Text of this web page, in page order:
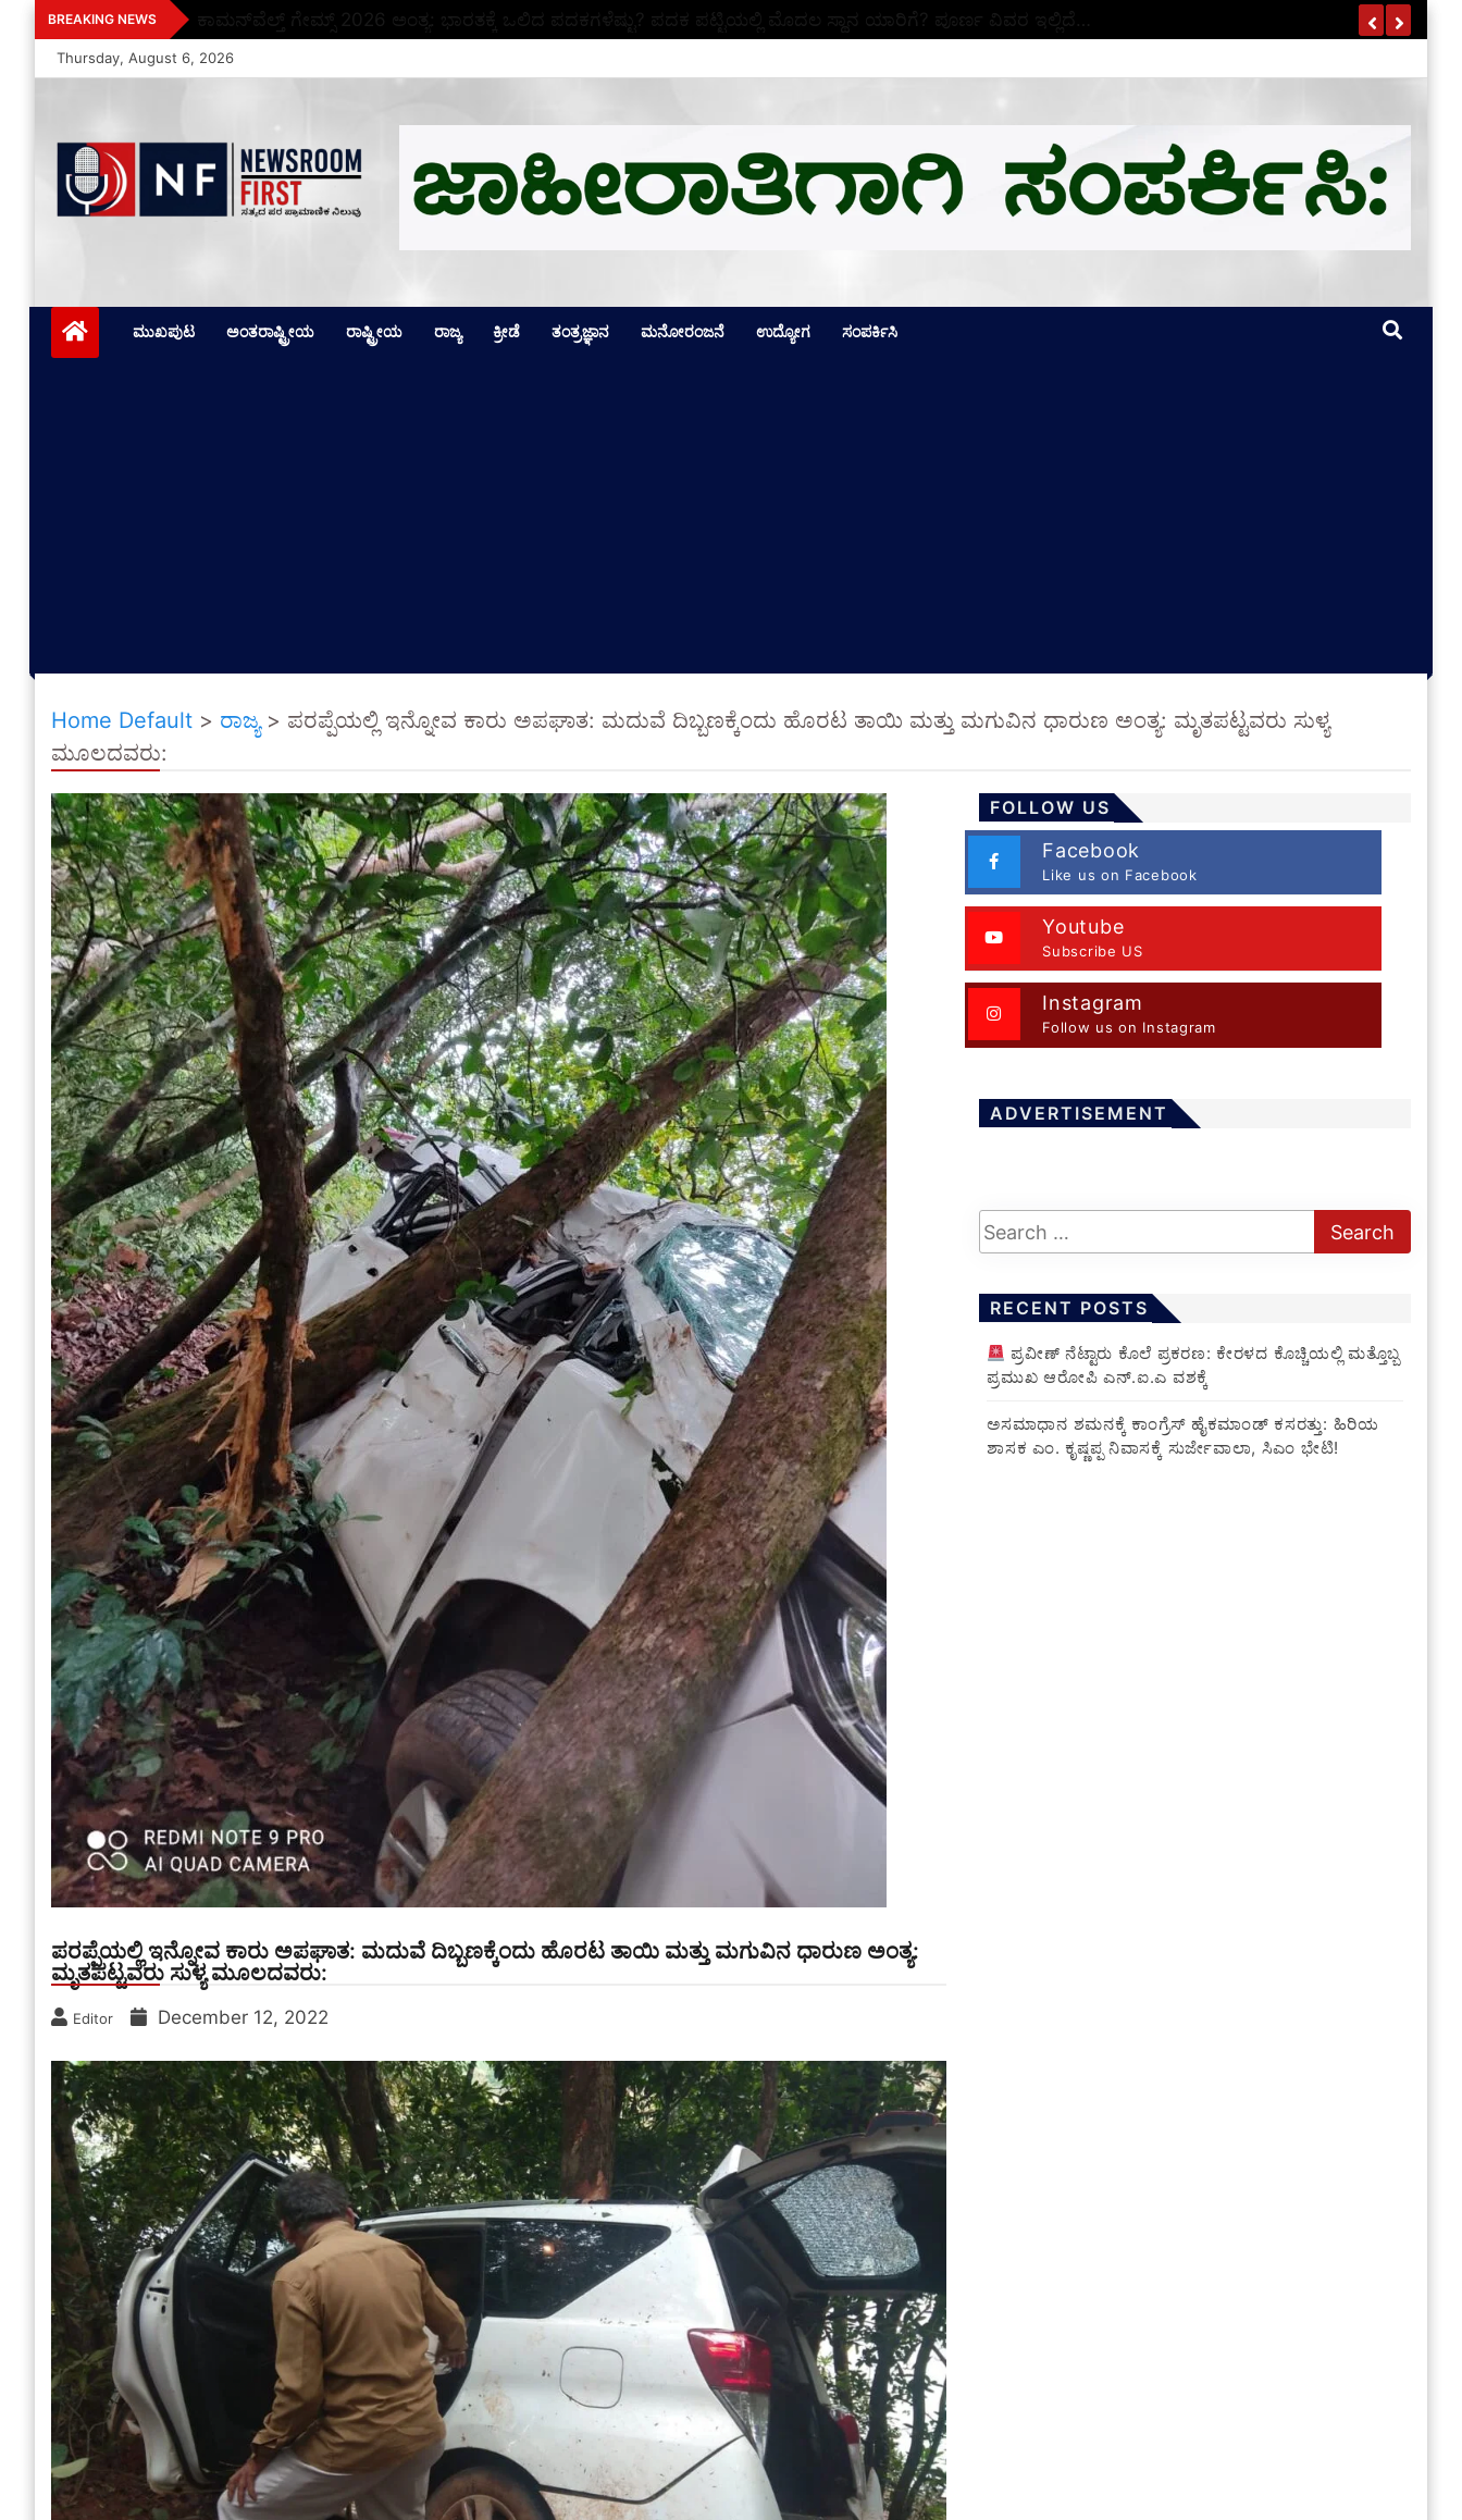
Skip
to
content
BREAKING NEWS ಕಾಮನ್‌ವೆಲ್ತ್ ಗೇಮ್ಸ್ 2026 ಅಂತ್ಯ: ಭಾರತಕ್ಕೆ ಒಲಿದ ಪದಕಗಳೆಷ್ಟು? ಪದಕ ಪಟ್ಟಿಯಲ್ಲಿ ಮೊದಲ ಸ್ಥಾನ ಯಾರಿಗೆ? ಪೂರ್ಣ ವಿವರ ಇಲ್ಲಿದೆ…
Thursday, August 6, 2026
ಮುಖಪುಟ ಅಂತರಾಷ್ಟ್ರೀಯ ರಾಷ್ಟ್ರೀಯ ರಾಜ್ಯ ಕ್ರೀಡೆ ತಂತ್ರಜ್ಞಾನ ಮನೋರಂಜನೆ ಉದ್ಯೋಗ ಸಂಪರ್ಕಿಸಿ
Home Default > ರಾಜ್ಯ> ಪರಪ್ಪೆಯಲ್ಲಿ ಇನ್ನೋವ ಕಾರು ಅಪಘಾತ: ಮದುವೆ ದಿಬ್ಬಣಕ್ಕೆಂದು ಹೊರಟ ತಾಯಿ ಮತ್ತು ಮಗುವಿನ ಧಾರುಣ ಅಂತ್ಯ: ಮೃತಪಟ್ಟವರು ಸುಳ್ಯ
ಮೂಲದವರು:
ಪರಪ್ಪೆಯಲ್ಲಿ ಇನ್ನೋವ ಕಾರು ಅಪಘಾತ: ಮದುವೆ ದಿಬ್ಬಣಕ್ಕೆಂದು ಹೊರಟ ತಾಯಿ ಮತ್ತು ಮಗುವಿನ ಧಾರುಣ ಅಂತ್ಯ:
ಮೃತಪಟ್ಟವರು ಸುಳ್ಯ ಮೂಲದವರು:
Editor December 12, 2022
FOLLOW US
Facebook
Like us on Facebook
Youtube
Subscribe US
Instagram
Follow us on Instagram
ADVERTISEMENT
RECENT POSTS
ಪ್ರವೀಣ್ ನೆಟ್ಟಾರು ಕೊಲೆ ಪ್ರಕರಣ: ಕೇರಳದ ಕೊಚ್ಚಿಯಲ್ಲಿ ಮತ್ತೊಬ್ಬ
ಪ್ರಮುಖ ಆರೋಪಿ ಎನ್.ಐ.ಎ ವಶಕ್ಕೆ
ಅಸಮಾಧಾನ ಶಮನಕ್ಕೆ ಕಾಂಗ್ರೆಸ್ ಹೈಕಮಾಂಡ್ ಕಸರತ್ತು: ಹಿರಿಯ
ಶಾಸಕ ಎಂ. ಕೃಷ್ಣಪ್ಪ ನಿವಾಸಕ್ಕೆ ಸುರ್ಜೇವಾಲಾ, ಸಿಎಂ ಭೇಟಿ!